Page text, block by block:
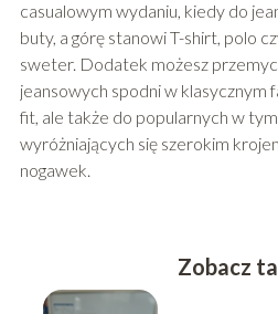
casualowym wydaniu, kiedy do
buty, a górę stanowi T-shirt, polo
sweter. Dodatek możesz
jeansowych spodni w klasycznym
fit, ale także do popularnych w
wyróżniających się szerokim
nogawek.
Zobacz